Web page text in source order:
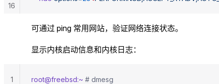
16
可通过 ping 常用网站，验证网络连接状态。
显示内核启动信息和内核日志：
root@freebsd:~ # dmesg
1